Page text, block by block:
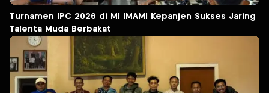
Turnamen IPC 2026 di MI IMAMI Kepanjen Sukses Jaring
Talenta Muda Berbakat